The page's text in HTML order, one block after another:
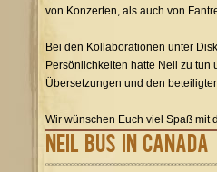
von Konzerten, als auch von
Bei den Kollaborationen unter
Persönlichkeiten hatte Neil zu tun
Übersetzungen und den
Wir wünschen Euch viel Spaß mit
Neil Bus in Canada